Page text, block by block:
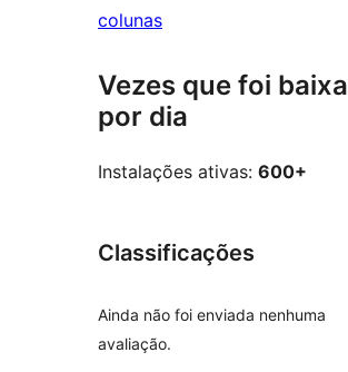
colunas
Vezes que foi
por dia
Instalações ativas: 600+
Classificações
Ainda não foi enviada nenhuma
avaliação.